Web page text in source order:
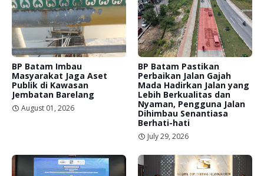
BP Batam Imbau
Masyarakat Jaga Aset
Publik di Kawasan
Jembatan Barelang
August 01, 2026
BP Batam Pastikan
Perbaikan Jalan Gajah
Mada Hadirkan Jalan yang
Lebih Berkualitas dan
Nyaman, Pengguna Jalan
Dihimbau Senantiasa
Berhati-hati
July 29, 2026